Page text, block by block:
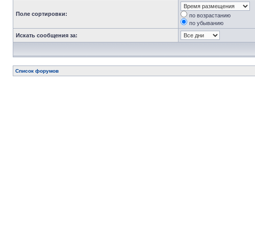
Поле сортировки:
по возрастанию
по убыванию
Искать сообщения за:
Список форумов